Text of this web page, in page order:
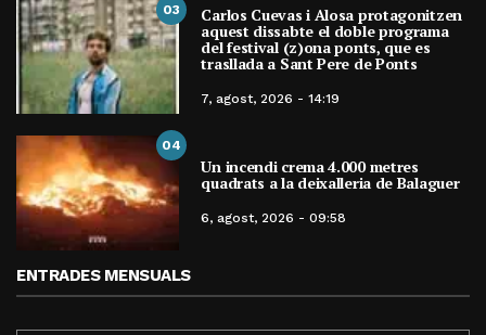
03 Carlos Cuevas i Alosa protagonitzen
aquest dissabte el doble programa
del festival (z)ona ponts, que es
trasllada a Sant Pere de Ponts
7, agost, 2026 - 14:19
04
Un incendi crema 4.000 metres
quadrats a la deixalleria de Balaguer
6, agost, 2026 - 09:58
ENTRADES MENSUALS